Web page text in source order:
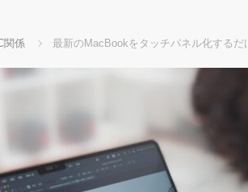
関係 最新のMacBookをタッチパネル化するだ